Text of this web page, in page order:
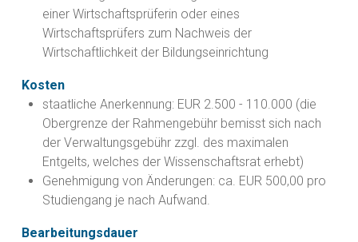
einer Wirtschaftsprüferin oder eines
Wirtschaftsprüfers zum Nachweis der
Wirtschaftlichkeit der Bildungseinrichtung
Kosten
staatliche Anerkennung: EUR 2.500 - 110.000 (die
Obergrenze der Rahmengebühr bemisst sich nach
der Verwaltungsgebühr zzgl. des maximalen
Entgelts, welches der Wissenschaftsrat erhebt)
Genehmigung von Änderungen: ca. EUR 500,00 pro
Studiengang je nach Aufwand.
Bearbeitungsdauer